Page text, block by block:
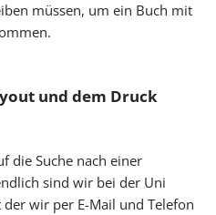
müssen, um ein Buch mit
und dem Druck
die Suche nach einer
sind wir bei der Uni
wir per E-Mail und Telefon